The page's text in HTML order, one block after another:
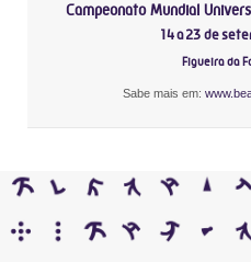
Campeonato Mundial
14 a 23 de
Figueira da
Sabe mais em: